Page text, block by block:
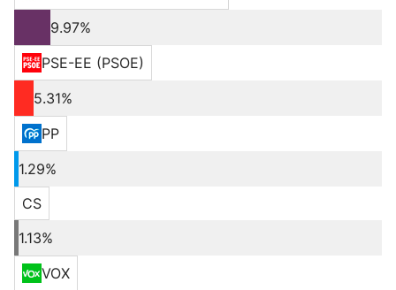
9.97%
PSE-EE (PSOE)
5.31%
PP
1.29%
CS
1.13%
VOX